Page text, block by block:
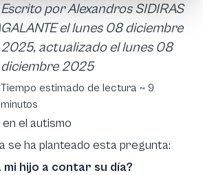
Escrito por Alexandros SIDIRAS
GALANTE el lunes 08 diciembre
2025, actualizado el lunes 08
diciembre 2025
Tiempo estimado de lectura ~ 9
minutos
el autismo
se ha planteado esta pregunta:
mi hijo a contar su día?